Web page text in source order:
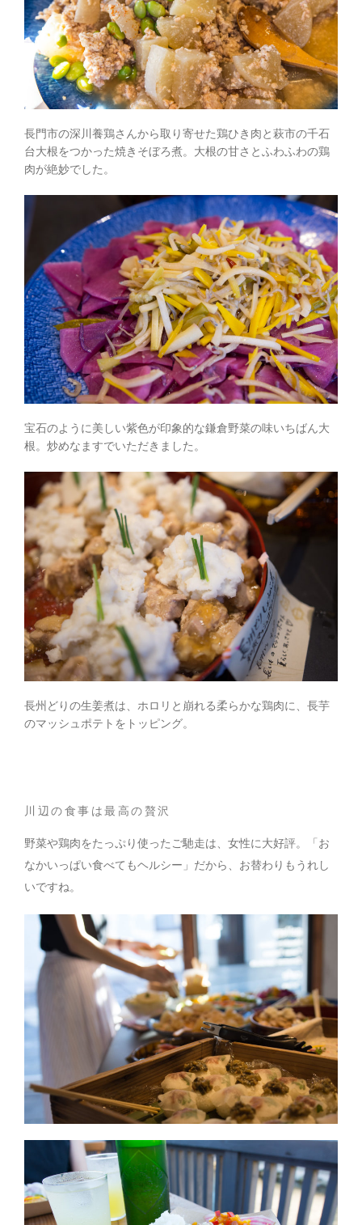
長門市の深川養鶏さんから取り寄せた鶏ひき肉と萩市の千石
台大根をつかった焼きそぼろ煮。大根の甘さとふわふわの鶏
肉が絶妙でした。
宝石のように美しい紫色が印象的な鎌倉野菜の味いちばん大
根。炒めなますでいただきました。
長州どりの生姜煮は、ホロリと崩れる柔らかな鶏肉に、長芋
のマッシュポテトをトッピング。
川辺の食事は最高の贅沢
野菜や鶏肉をたっぷり使ったご馳走は、女性に大好評。「お
なかいっぱい食べてもヘルシー」だから、お替わりもうれし
いですね。